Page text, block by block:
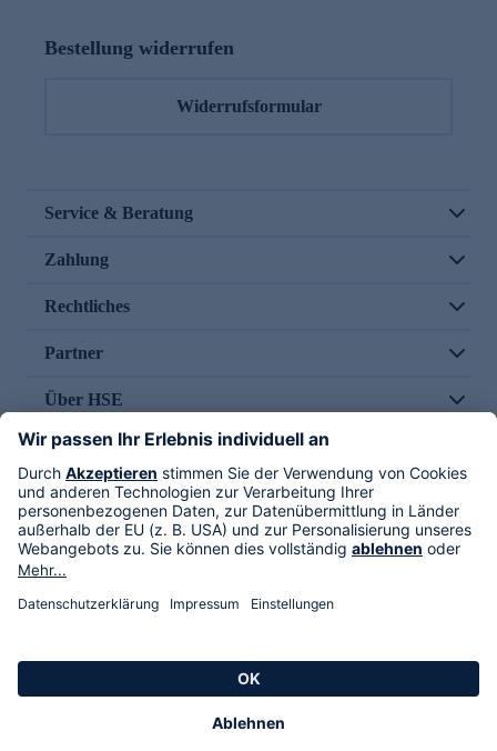
Bestellung widerrufen
Widerrufsformular
Service & Beratung
Zahlung
Rechtliches
Partner
Über HSE
Im TV
HSE International